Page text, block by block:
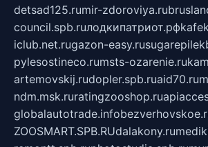
detsad125.rumir-zdoroviya.ru
council.spb.ruлодкипатриот.рф
iclub.net.rugazon-easy.ru
pylesostineco.rumsts-ozarenie.ru
artemovskij.rudopler.spb.ruaid70.ru
ndm.msk.ruratingzooshop.ru
globalautotrade.info
ZOOSMART.SPB.RUdalakony.ru